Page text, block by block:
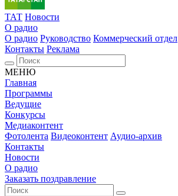
ТАТ Новости
О радио
О радио Руководство Коммерческий отдел
Контакты Реклама
МЕНЮ
Главная
Программы
Ведущие
Конкурсы
Медиаконтент
Фотолента Видеоконтент Аудио-архив
Контакты
Новости
О радио
Заказать поздравление